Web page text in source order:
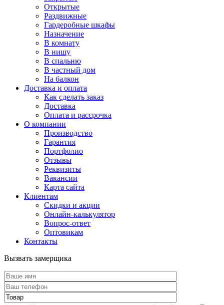
Открытые
Раздвижные
Гардеробные шкафы
Назначение
В комнату
В нишу
В спальню
В частный дом
На балкон
Доставка и оплата
Как сделать заказ
Доставка
Оплата и рассрочка
О компании
Производство
Гарантия
Портфолио
Отзывы
Реквизиты
Вакансии
Карта сайта
Клиентам
Скидки и акции
Онлайн-калькулятор
Вопрос-ответ
Оптовикам
Контакты
Вызвать замерщика